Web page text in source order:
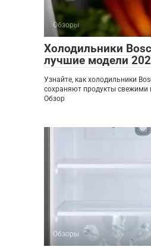
Обзоры
Холодильники
лучшие модели
Узнайте, как холодильники
сохраняют продукты свежими
Обзор
Обзоры